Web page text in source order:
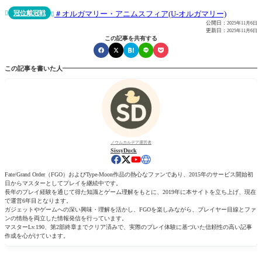
 冠位戴冠戦  オルガマリー・アニムスフィア(U-オルガマリー)
公開日： 2025年11月6日
更新日： 2025年11月6日
この記事を共有する
この記事を書いた人
ノウムカルデア運営者
SissyDuck
Fate/Grand Order（FGO）およびType-Moon作品の熱心なファンであり、2015年のサービス開始初
日からマスターとしてプレイを継続中です。
長年のプレイ経験を通じて得た知識とゲーム理解をもとに、2019年に本サイトを立ち上げ、現在
で運営6年目となります。
ガジェットやゲームへの深い興味・理解を活かし、FGOを楽しみながら、プレイヤー目線とファ
ンの情熱を両立した情報発信を行っています。
マスターLv.190、第2部終章までクリア済みで、実際のプレイ体験に基づいた信頼性の高い記事
作成を心がけています。